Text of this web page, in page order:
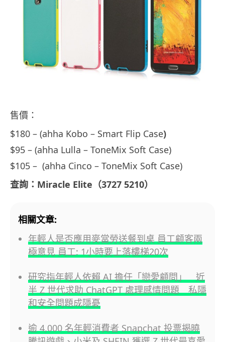
售價：
$180 – (ahha Kobo – Smart Flip Case)
$95 – (ahha Lulla – ToneMix Soft Case)
$105 – (ahha Cinco – ToneMix Soft Case)
查詢：Miracle Elite（3727 5210）
相關文章:
年輕人是否應用麥當勞送餐到桌 員工顧客兩
極意見 員工: 1小時要上落樓梯20次
研究指年輕人依賴 AI 擔任「戀愛顧問」 近
半 Z 世代求助 ChatGPT 處理感情問題 私隱
和安全問題成隱憂
逾 4,000 名年輕消費者 Snapchat 投票揭曉